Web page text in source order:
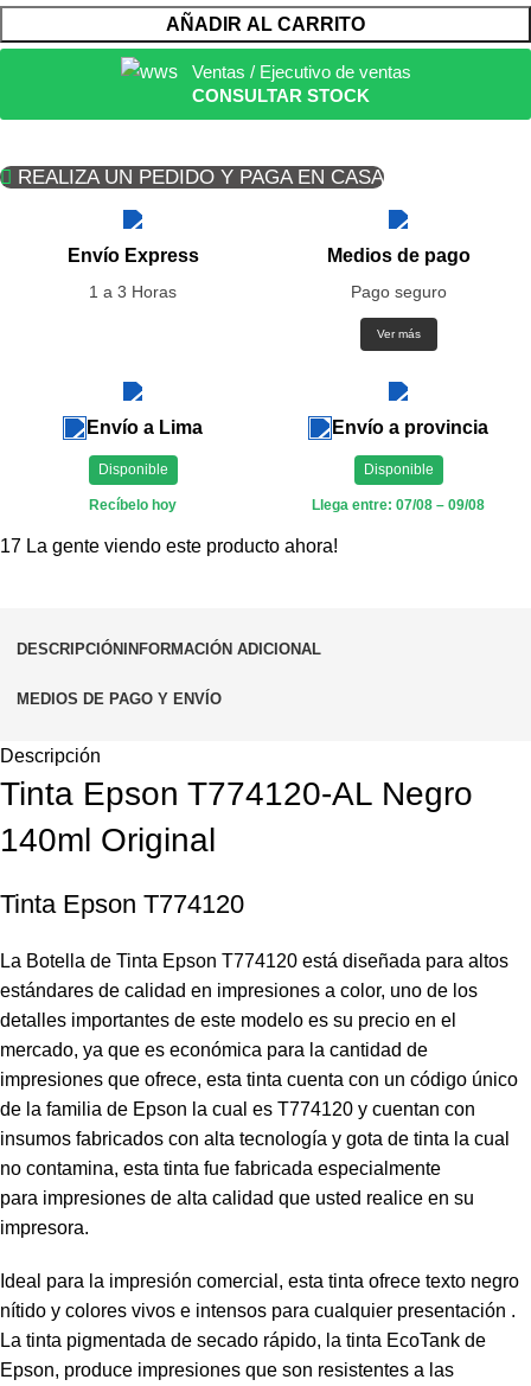
AÑADIR AL CARRITO
Ventas / Ejecutivo de ventas
CONSULTAR STOCK
REALIZA UN PEDIDO Y PAGA EN CASA
Envío Express
1 a 3 Horas
Medios de pago
Pago seguro
Ver más
Envío a Lima
Disponible
Recíbelo hoy
Envío a provincia
Disponible
Llega entre: 07/08 – 09/08
17 La gente viendo este producto ahora!
DESCRIPCIÓN INFORMACIÓN ADICIONAL
MEDIOS DE PAGO Y ENVÍO
Descripción
Tinta Epson T774120-AL Negro
140ml Original
Tinta Epson T774120
La Botella de Tinta Epson T774120 está diseñada para altos
estándares de calidad en impresiones a color, uno de los
detalles importantes de este modelo es su precio en el
mercado, ya que es económica para la cantidad de
impresiones que ofrece, esta tinta cuenta con un código único
de la familia de Epson la cual es T774120 y cuentan con
insumos fabricados con alta tecnología y gota de tinta la cual
no contamina, esta tinta fue fabricada especialmente
para impresiones de alta calidad que usted realice en su
impresora.
Ideal para la impresión comercial, esta tinta ofrece texto negro
nítido y colores vivos e intensos para cualquier presentación .
La tinta pigmentada de secado rápido, la tinta EcoTank de
Epson, produce impresiones que son resistentes a las